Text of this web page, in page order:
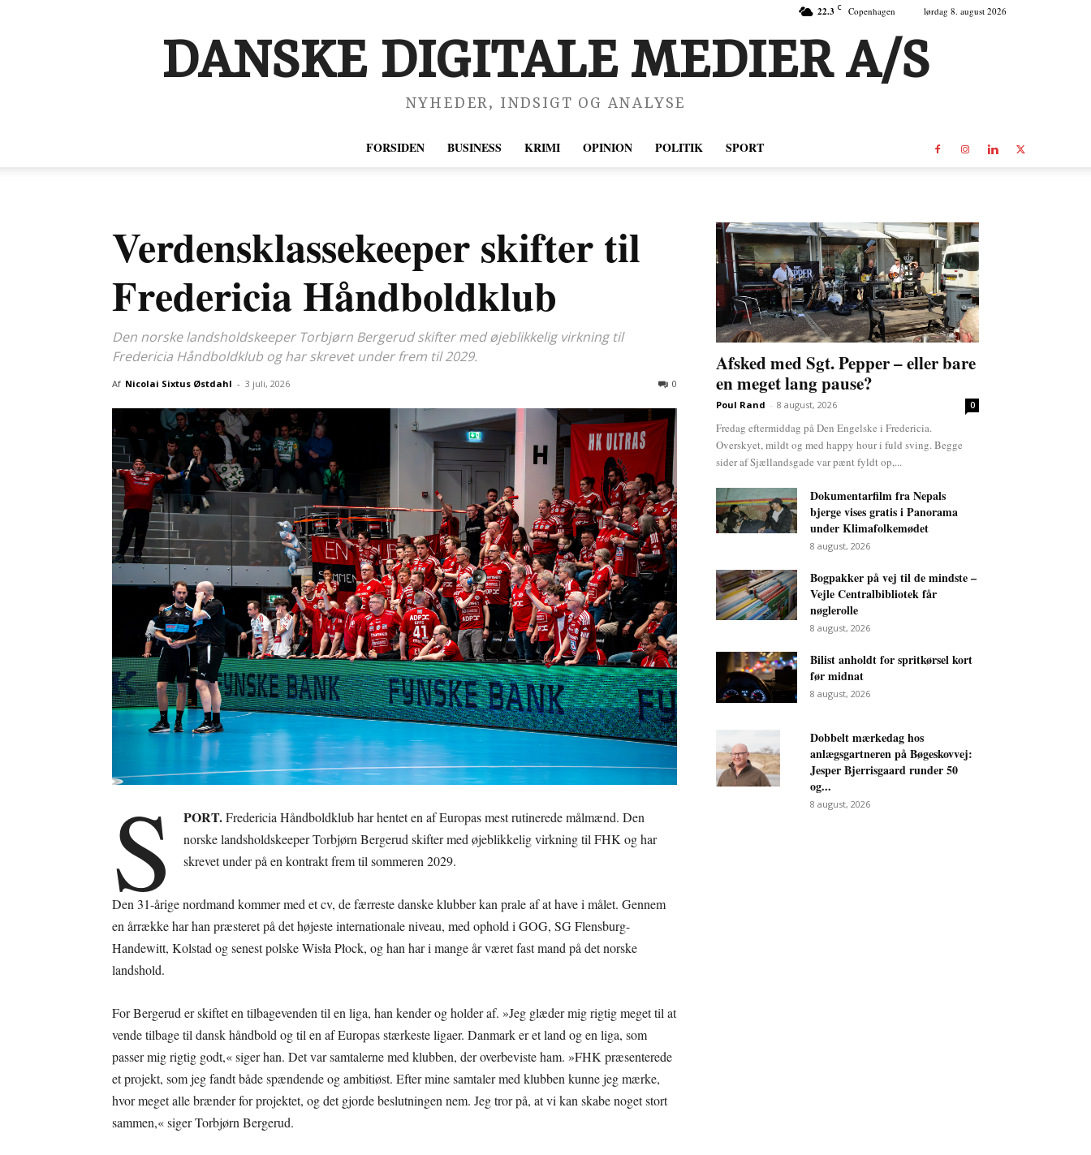
22.3 C Copenhagen lørdag 8. august 2026
DANSKE DIGITALE MEDIER A/S
NYHEDER, INDSIGT OG ANALYSE
FORSIDEN BUSINESS KRIMI OPINION POLITIK SPORT
Verdensklassekeeper skifter til
Fredericia Håndboldklub
Den norske landsholdskeeper Torbjørn Bergerud skifter med øjeblikkelig virkning til
Fredericia Håndboldklub og har skrevet under frem til 2029.
Af Nicolai Sixtus Østdahl - 3 juli, 2026 0
S PORT.Fredericia Håndboldklub har hentet en af Europas mest rutinerede målmænd. Den
norske landsholdskeeper Torbjørn Bergerud skifter med øjeblikkelig virkning til FHK og har
skrevet under på en kontrakt frem til sommeren 2029.
Den 31-årige nordmand kommer med et cv, de færreste danske klubber kan prale af at have i målet. Gennem
en årrække har han præsteret på det højeste internationale niveau, med ophold i GOG, SG Flensburg-
Handewitt, Kolstad og senest polske Wisła Płock, og han har i mange år været fast mand på det norske
landshold.
For Bergerud er skiftet en tilbagevenden til en liga, han kender og holder af. »Jeg glæder mig rigtig meget til at
vende tilbage til dansk håndbold og til en af Europas stærkeste ligaer. Danmark er et land og en liga, som
passer mig rigtig godt,« siger han. Det var samtalerne med klubben, der overbeviste ham. »FHK præsenterede
et projekt, som jeg fandt både spændende og ambitiøst. Efter mine samtaler med klubben kunne jeg mærke,
hvor meget alle brænder for projektet, og det gjorde beslutningen nem. Jeg tror på, at vi kan skabe noget stort
sammen,« siger Torbjørn Bergerud.
Afsked med Sgt. Pepper – eller bare
en meget lang pause?
Poul Rand - 8 august, 2026 0
Fredag eftermiddag på Den Engelske i Fredericia.
Overskyet, mildt og med happy hour i fuld sving. Begge
sider af Sjællandsgade var pænt fyldt op,...
Dokumentarfilm fra Nepals
bjerge vises gratis i Panorama
under Klimafolkemødet
8 august, 2026
Bogpakker på vej til de mindste –
Vejle Centralbibliotek får
nøglerolle
8 august, 2026
Bilist anholdt for spritkørsel kort
før midnat
8 august, 2026
Dobbelt mærkedag hos
anlægsgartneren på Bøgeskovvej:
Jesper Bjerrisgaard runder 50
og...
8 august, 2026